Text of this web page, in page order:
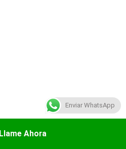
Enviar WhatsApp
Llame Ahora